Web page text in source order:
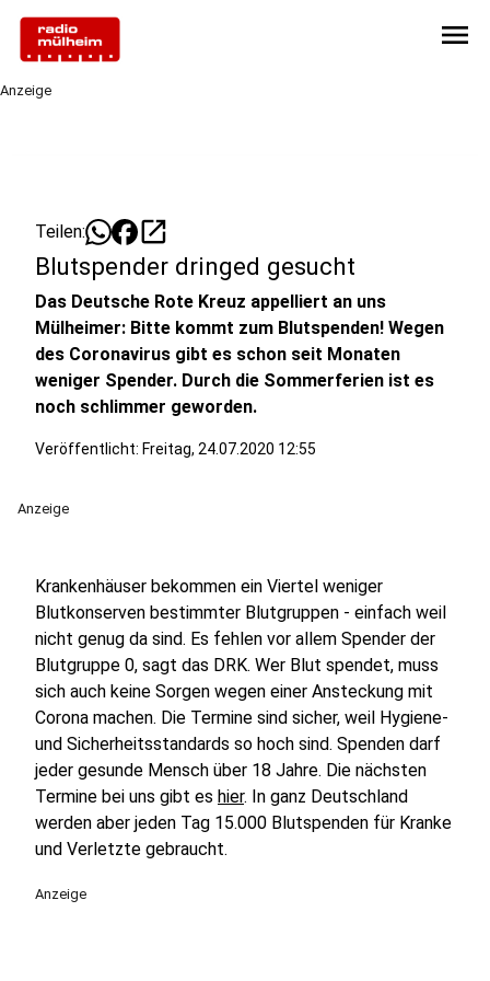
menu
Anzeige
Teilen: open_in_new
Blutspender dringed gesucht
Das Deutsche Rote Kreuz appelliert an uns
Mülheimer: Bitte kommt zum Blutspenden! Wegen
des Coronavirus gibt es schon seit Monaten
weniger Spender. Durch die Sommerferien ist es
noch schlimmer geworden.
Veröffentlicht: Freitag, 24.07.2020 12:55
Anzeige
Krankenhäuser bekommen ein Viertel weniger
Blutkonserven bestimmter Blutgruppen - einfach weil
nicht genug da sind. Es fehlen vor allem Spender der
Blutgruppe 0, sagt das DRK. Wer Blut spendet, muss
sich auch keine Sorgen wegen einer Ansteckung mit
Corona machen. Die Termine sind sicher, weil Hygiene-
und Sicherheitsstandards so hoch sind. Spenden darf
jeder gesunde Mensch über 18 Jahre. Die nächsten
Termine bei uns gibt es hier. In ganz Deutschland
werden aber jeden Tag 15.000 Blutspenden für Kranke
und Verletzte gebraucht.
Anzeige